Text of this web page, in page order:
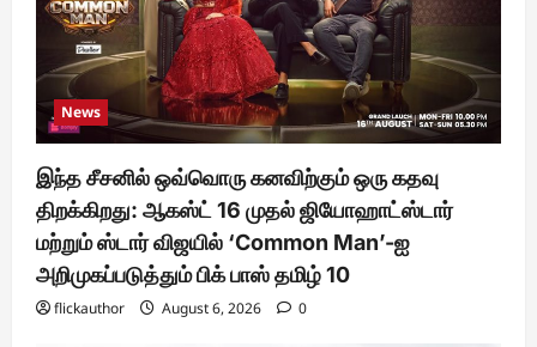
News
இந்த சீசனில் ஒவ்வொரு கனவிற்கும் ஒரு கதவு
திறக்கிறது: ஆகஸ்ட் 16 முதல் ஜியோஹாட்ஸ்டார்
மற்றும் ஸ்டார் விஜயில் ‘Common Man’-ஐ
அறிமுகப்படுத்தும் பிக் பாஸ் தமிழ் 10
flickauthor August 6, 2026 0